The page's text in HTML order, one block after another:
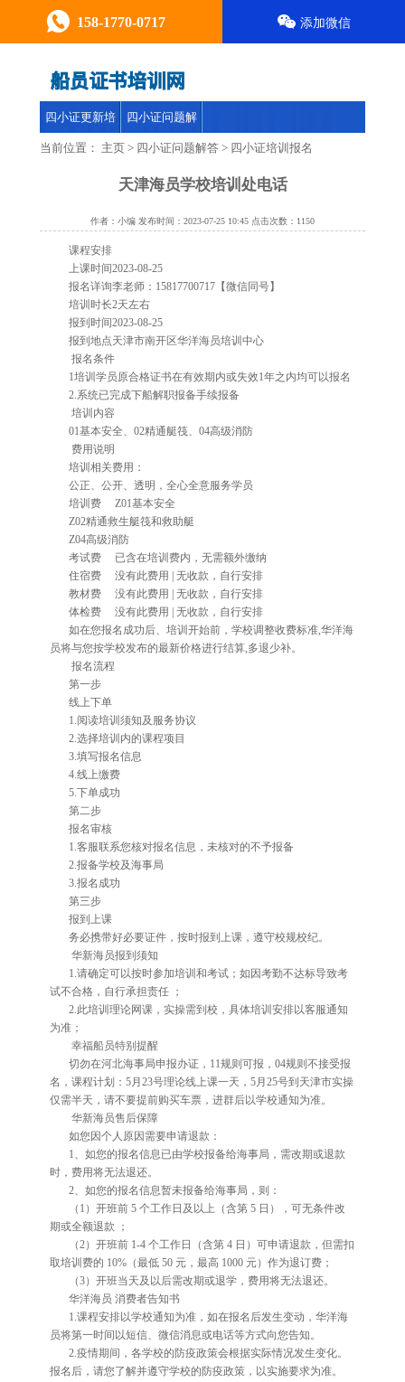
四小证更新培
训
四小证问题解
答
158-1770-0717 添加微信
当前位置： 主页 > 四小证问题解答 > 四小证培训报名
天津海员学校培训处电话
作者：小编 发布时间：2023-07-25 10:45 点击次数： 1150
课程安排
上课时间2023-08-25
报名详询李老师：15817700717【微信同号】
培训时长2天左右
报到时间2023-08-25
报到地点天津市南开区华洋海员培训中心
报名条件
1培训学员原合格证书在有效期内或失效1年之内均可以报名
2.系统已完成下船解职报备手续报备
培训内容
01基本安全、02精通艇筏、04高级消防
费用说明
培训相关费用：
公正、公开、透明，全心全意服务学员
培训费
Z01基本安全
Z02精通救生艇筏和救助艇
Z04高级消防
考试费
已含在培训费内，无需额外缴纳
住宿费
没有此费用 | 无收款，自行安排
教材费
没有此费用 | 无收款，自行安排
体检费
没有此费用 | 无收款，自行安排
如在您报名成功后、培训开始前，学校调整收费标准,华洋海
员将与您按学校发布的最新价格进行结算,多退少补。
报名流程
第一步
线上下单
1.阅读培训须知及服务协议
2.选择培训内的课程项目
3.填写报名信息
4.线上缴费
5.下单成功
第二步
报名审核
1.客服联系您核对报名信息，未核对的不予报备
2.报备学校及海事局
3.报名成功
第三步
报到上课
务必携带好必要证件，按时报到上课，遵守校规校纪。
华新海员报到须知
1.请确定可以按时参加培训和考试；如因考勤不达标导致考
试不合格，自行承担责任 ；
2.此培训理论网课，实操需到校，具体培训安排以客服通知
为准；
幸福船员特别提醒
切勿在河北海事局申报办证，11规则可报，04规则不接受报
名，课程计划：5月23号理论线上课一天，5月25号到天津市实操
仅需半天，请不要提前购买车票，进群后以学校通知为准。
华新海员售后保障
如您因个人原因需要申请退款：
1、如您的报名信息已由学校报备给海事局，需改期或退款
时，费用将无法退还。
2、如您的报名信息暂未报备给海事局，则：
（1）开班前 5 个工作日及以上（含第 5 日），可无条件改
期或全额退款 ；
（2）开班前 1-4 个工作日（含第 4 日）可申请退款，但需扣
取培训费的 10%（最低 50 元，最高 1000 元）作为退订费；
（3）开班当天及以后需改期或退学，费用将无法退还。
华洋海员 消费者告知书
1.课程安排以学校通知为准，如在报名后发生变动，华洋海
员将第一时间以短信、微信消息或电话等方式向您告知。
2.疫情期间，各学校的防疫政策会根据实际情况发生变化。
报名后，请您了解并遵守学校的防疫政策，以实施要求为准。